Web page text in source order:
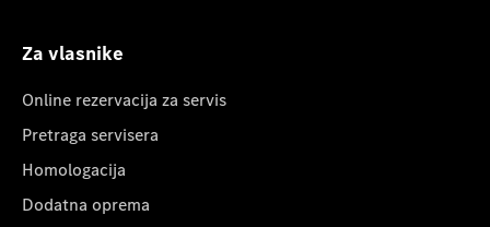
Za vlasnike
Online rezervacija za servis
Pretraga servisera
Homologacija
Dodatna oprema